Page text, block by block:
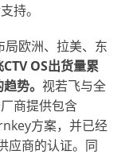
持。
局欧洲、拉美、东
OS出货量累
势。 视若飞与全
商提供包含
方案，并已经
应商的认证。同